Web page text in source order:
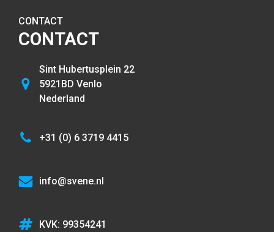
CONTACT
CONTACT
Sint Hubertusplein 22
5921BD Venlo
Nederland
+31 (0) 6 3719 4415
info@svene.nl
KVK: 99354241